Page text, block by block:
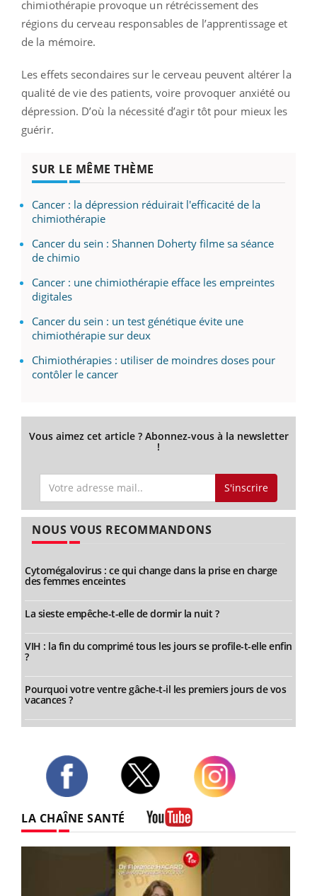
chimiothérapie provoque un rétrécissement des
régions du cerveau responsables de l’apprentissage et
de la mémoire.
Les effets secondaires sur le cerveau peuvent altérer la
qualité de vie des patients, voire provoquer anxiété ou
dépression. D’où la nécessité d’agir tôt pour mieux les
guérir.
SUR LE MÊME THÈME
Cancer : la dépression réduirait l'efficacité de la
chimiothérapie
Cancer du sein : Shannen Doherty filme sa séance
de chimio
Cancer : une chimiothérapie efface les empreintes
digitales
Cancer du sein : un test génétique évite une
chimiothérapie sur deux
Chimiothérapies : utiliser de moindres doses pour
contôler le cancer
Vous aimez cet article ? Abonnez-vous à la newsletter
!
S'inscrire
NOUS VOUS RECOMMANDONS
Cytomégalovirus : ce qui change dans la prise en charge
des femmes enceintes
La sieste empêche-t-elle de dormir la nuit ?
VIH : la fin du comprimé tous les jours se profile-t-elle enfin
?
Pourquoi votre ventre gâche-t-il les premiers jours de vos
vacances ?
LA CHAÎNE SANTÉ